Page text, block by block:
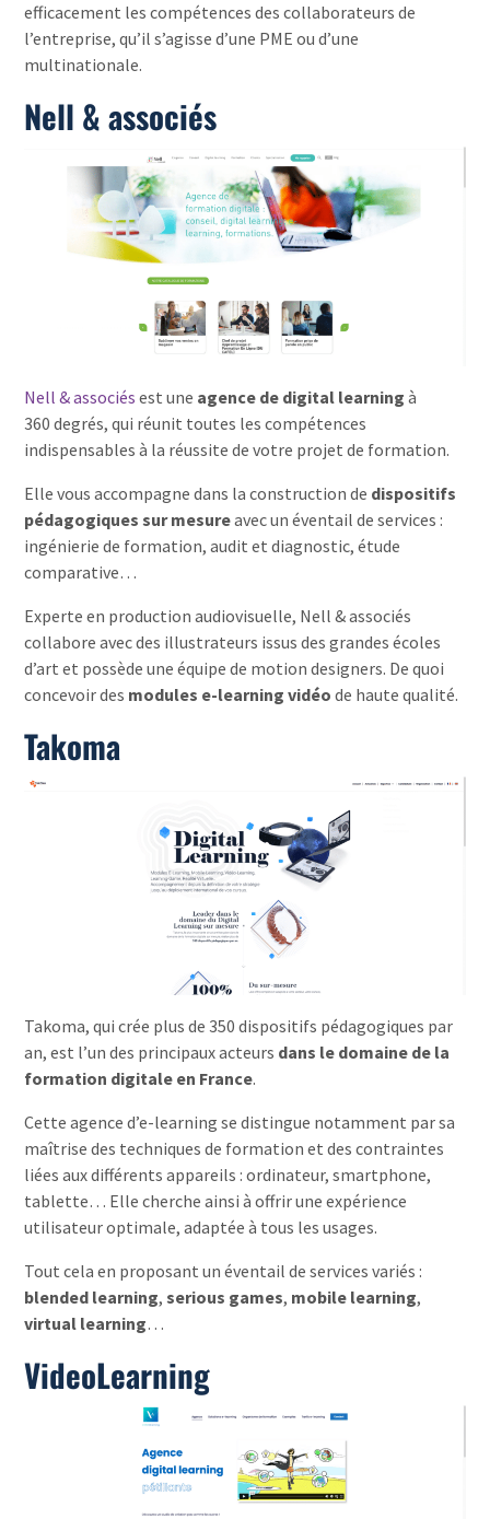
efficacement les compétences des collaborateurs de
l’entreprise, qu’il s’agisse d’une PME ou d’une
multinationale.
Nell & associés
Nell & associés est une agence de digital learning à
360 degrés, qui réunit toutes les compétences
indispensables à la réussite de votre projet de formation.
Elle vous accompagne dans la construction de dispositifs
pédagogiques sur mesureavec un éventail de services :
ingénierie de formation, audit et diagnostic, étude
comparative…
Experte en production audiovisuelle, Nell & associés
collabore avec des illustrateurs issus des grandes écoles
d’art et possède une équipe de motion designers. De quoi
concevoir des modules e-learning vidéo de haute qualité.
Takoma
Takoma, qui crée plus de 350 dispositifs pédagogiques par
an, est l’un des principaux acteurs dans le domaine de la
formation digitale en France.
Cette agence d’e-learning se distingue notamment par sa
maîtrise des techniques de formation et des contraintes
liées aux différents appareils : ordinateur, smartphone,
tablette… Elle cherche ainsi à offrir une expérience
utilisateur optimale, adaptée à tous les usages.
Tout cela en proposant un éventail de services variés :
blended learning,serious games, mobile learning,
virtual learning…
VideoLearning